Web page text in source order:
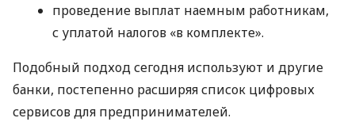
проведение выплат наемным работникам,
с уплатой налогов «в комплекте».
Подобный подход сегодня используют и другие
банки, постепенно расширяя список цифровых
сервисов для предпринимателей.